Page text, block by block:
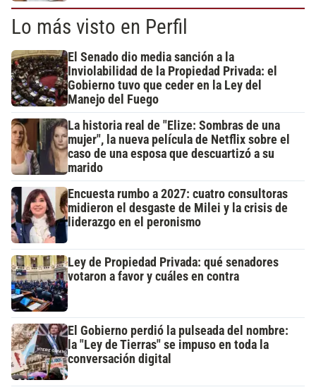
Lo más visto en Perfil
El Senado dio media sanción a la
Inviolabilidad de la Propiedad Privada: el
Gobierno tuvo que ceder en la Ley del
Manejo del Fuego
La historia real de "Elize: Sombras de una
mujer", la nueva película de Netflix sobre el
caso de una esposa que descuartizó a su
marido
Encuesta rumbo a 2027: cuatro consultoras
midieron el desgaste de Milei y la crisis de
liderazgo en el peronismo
Ley de Propiedad Privada: qué senadores
votaron a favor y cuáles en contra
El Gobierno perdió la pulseada del nombre:
la "Ley de Tierras" se impuso en toda la
conversación digital